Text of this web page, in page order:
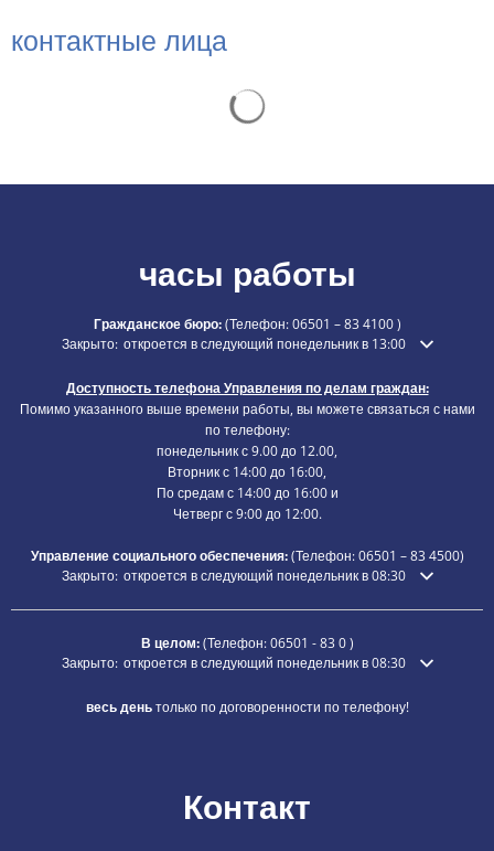
контактные лица
часы работы
Гражданское бюро:(Телефон:06501 – 83 4100)
Нажмите, чтобы скрыть дополнительное время открытия или
Закрыто: откроется в следующий понедельник в 13:00
Доступность телефона Управления по делам граждан:
Помимо указанного выше времени работы, вы можете связаться с нами
по телефону:
понедельник с 9.00 до 12.00,
Вторник с 14:00 до 16:00,
По средам с 14:00 до 16:00 и
Четверг с 9:00 до 12:00.
Управление социального обеспечения:(Телефон:06501 – 834500)
Нажмите, чтобы скрыть дополнительное время открытия или
Закрыто: откроется в следующий понедельник в 08:30
В целом:(Телефон:06501 - 83 0)
Нажмите, чтобы скрыть дополнительное время открытия или
Закрыто: откроется в следующий понедельник в 08:30
весь деньтолько по договоренности по телефону!
Контакт